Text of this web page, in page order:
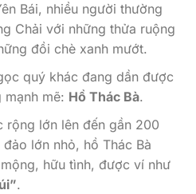
Bái, nhiều người thường
Chải với những thửa ruộng
đồi chè xanh mướt.
quý khác đang dần được
mạnh mẽ: Hồ Thác Bà.
rộng lớn lên đến gần 200
lớn nhỏ, hồ Thác Bà
hữu tình, được ví như
.